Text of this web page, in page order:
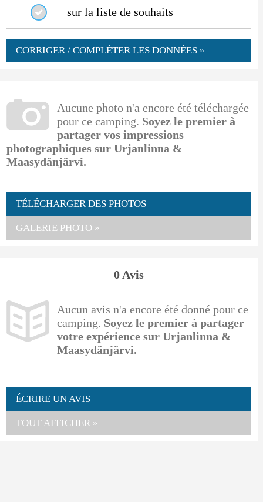
sur la liste de souhaits
CORRIGER / COMPLÉTER LES DONNÉES »
Aucune photo n'a encore été téléchargée
pour ce camping. Soyez le premier à
partager vos impressions
photographiques sur Urjanlinna &
Maasydänjärvi.
TÉLÉCHARGER DES PHOTOS
GALERIE PHOTO »
0 Avis
Aucun avis n'a encore été donné pour ce
camping. Soyez le premier à partager
votre expérience sur Urjanlinna &
Maasydänjärvi.
ÉCRIRE UN AVIS
TOUT AFFICHER »